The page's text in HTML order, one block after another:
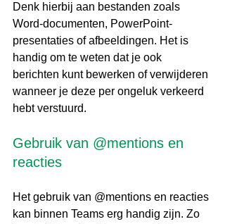
Denk hierbij aan bestanden zoals
Word-documenten, PowerPoint-
presentaties of afbeeldingen. Het is
handig om te weten dat je ook
berichten kunt bewerken of verwijderen
wanneer je deze per ongeluk verkeerd
hebt verstuurd.
Gebruik van @mentions en
reacties
Het gebruik van @mentions en reacties
kan binnen Teams erg handig zijn. Zo